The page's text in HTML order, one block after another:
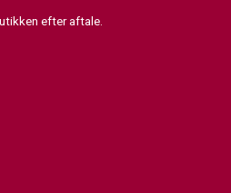
efter aftale.